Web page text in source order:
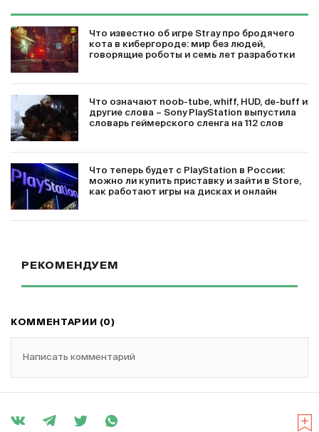
Что известно об игре Stray про бродячего
кота в кибергороде: мир без людей,
говорящие роботы и семь лет разработки
Что означают noob-tube, whiff, HUD, de-buff и
другие слова – Sony PlayStation выпустила
словарь геймерского сленга на 112 слов
Что теперь будет с PlayStation в России:
можно ли купить приставку и зайти в Store,
как работают игры на дисках и онлайн
РЕКОМЕНДУЕМ
КОММЕНТАРИИ (0)
Написать комментарий